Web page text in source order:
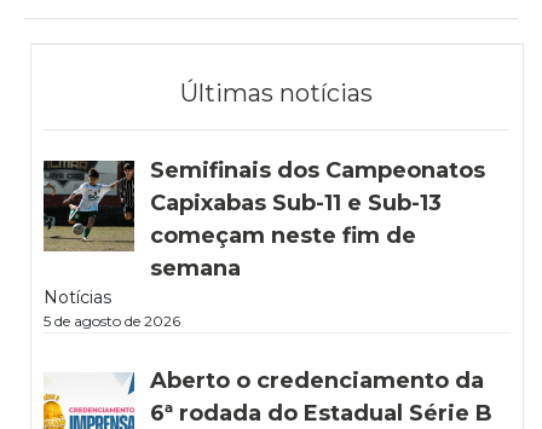
Últimas notícias
Semifinais dos Campeonatos
Capixabas Sub-11 e Sub-13
começam neste fim de
semana
Notícias
5 de agosto de 2026
Aberto o credenciamento da
6ª rodada do Estadual Série B